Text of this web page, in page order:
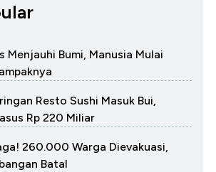
Menjauhi Bumi, Manusia Mulai
Resto Sushi Masuk Bui,
Rp 220 Miliar
260.000 Warga Dievakuasi,
Batal